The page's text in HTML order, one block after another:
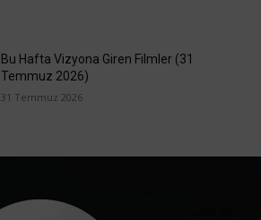
Bu Hafta Vizyona Giren Filmler (31
Temmuz 2026)
31 Temmuz 2026